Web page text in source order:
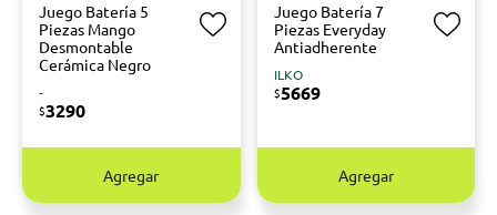
Juego Batería 5
Piezas Mango
Desmontable
Cerámica Negro
-
$3290
Agregar
Juego Batería 7
Piezas Everyday
Antiadherente
ILKO
$5669
Agregar